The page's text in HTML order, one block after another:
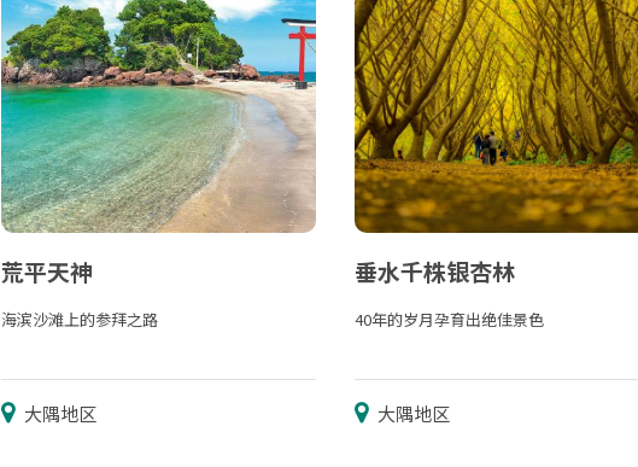
荒平天神
海滨沙滩上的参拜之路
大隅地区
垂水千株银杏林
40年的岁月孕育出绝佳景色
大隅地区